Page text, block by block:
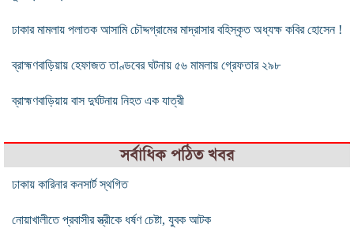
ঢাকার মামলায় পলাতক আসামি চৌদ্দগ্রামের মাদ্রাসার বহিস্কৃত অধ্যক্ষ কবির হোসেন !
ব্রাহ্মণবাড়িয়ায় হেফাজত তাণ্ডবের ঘটনায় ৫৬ মামলায় গ্রেফতার ২৯৮
ব্রাহ্মণবাড়িয়ায় বাস দুর্ঘটনায় নিহত এক যাত্রী
সর্বাধিক পঠিত খবর
ঢাকায় কারিনার কনসার্ট স্থগিত
নোয়াখালীতে প্রবাসীর স্ত্রীকে ধর্ষণ চেষ্টা, যুবক আটক